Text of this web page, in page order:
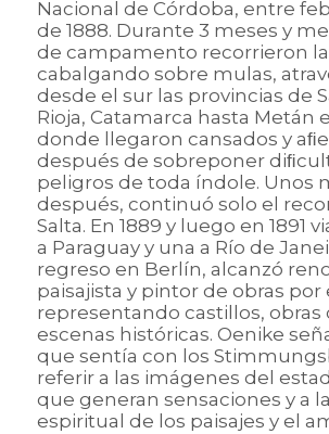
Nacional de Córdoba, entre
de 1888. Durante 3 meses y
de campamento recorrieron
cabalgando sobre mulas,
desde el sur las provincias de
Rioja, Catamarca hasta Metán
donde llegaron cansados y
después de sobreponer
peligros de toda índole. Unos
después, continuó solo el
Salta. En 1889 y luego en 1891
a Paraguay y una a Río de
regreso en Berlín, alcanzó
paisajista y pintor de obras por
representando castillos, obras
escenas históricas. Oenike
que sentía con los
referir a las imágenes del
que generan sensaciones y a
espiritual de los paisajes y el